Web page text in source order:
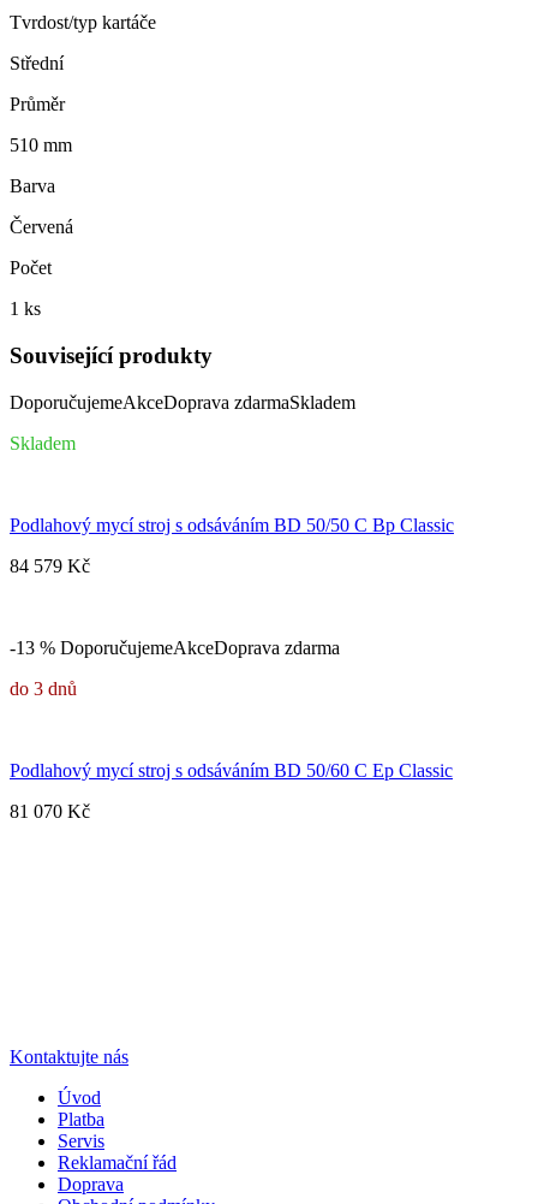
Tvrdost/typ kartáče
Střední
Průměr
510 mm
Barva
Červená
Počet
1 ks
Související produkty
DoporučujemeAkceDoprava zdarmaSkladem
Skladem
Podlahový mycí stroj s odsáváním BD 50/50 C Bp Classic
84 579 Kč
-13 % DoporučujemeAkceDoprava zdarma
do 3 dnů
Podlahový mycí stroj s odsáváním BD 50/60 C Ep Classic
81 070 Kč
Kontaktujte nás
Úvod
Platba
Servis
Reklamační řád
Doprava